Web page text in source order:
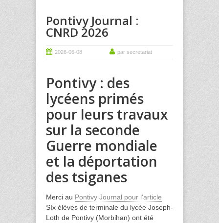
Pontivy Journal :
CNRD 2026
2026-06-08 par secretariat
Pontivy : des
lycéens primés
pour leurs travaux
sur la seconde
Guerre mondiale
et la déportation
des tsiganes
Merci au Pontivy Journal pour l'article
SIx élèves de terminale du lycée Joseph-
Loth de Pontivy (Morbihan) ont été